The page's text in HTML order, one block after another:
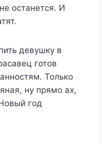
останется. И
девушку в
готов
Только
ну прямо ах,
год